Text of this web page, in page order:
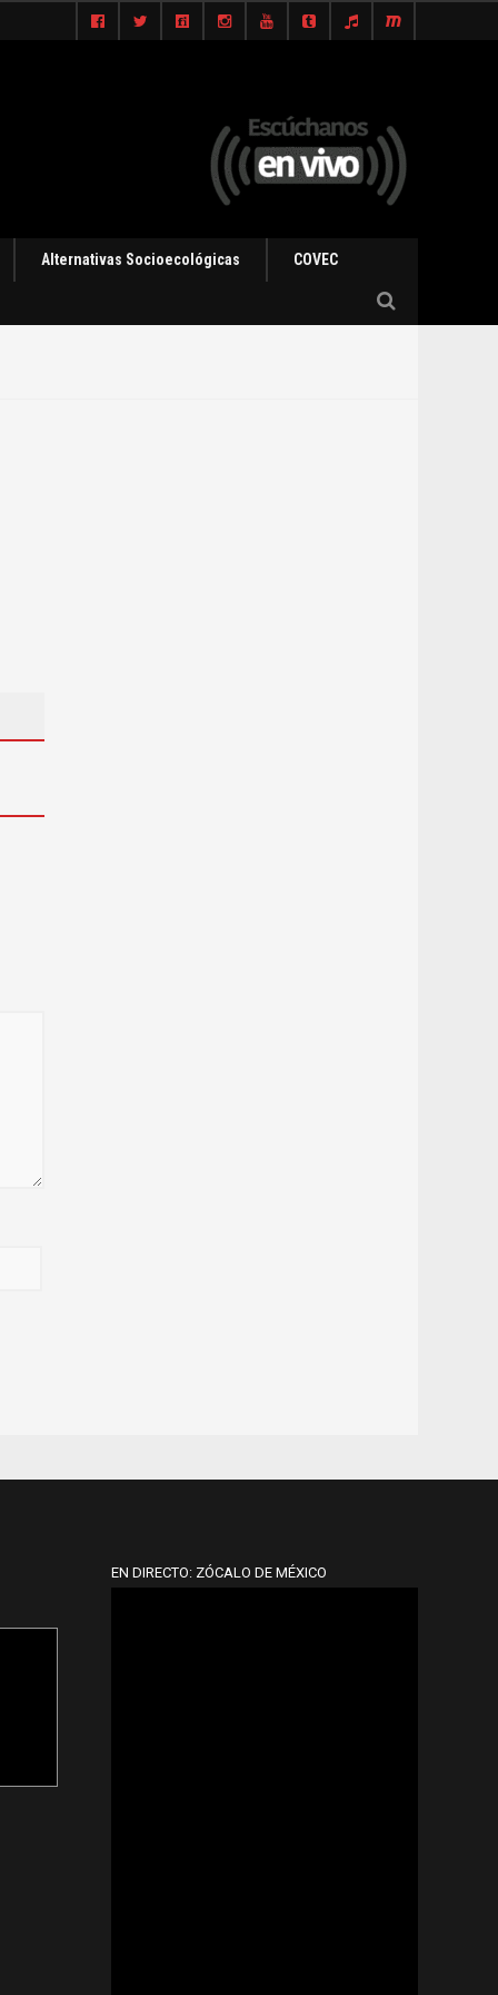
Alternativas Socioecológicas COVEC
EN DIRECTO: ZÓCALO DE MÉXICO